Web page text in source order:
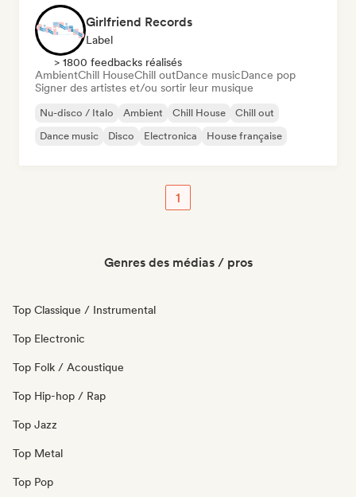
Girlfriend Records
Label
> 1800 feedbacks réalisés
AmbientChill HouseChill outDance musicDance pop
Signer des artistes et/ou sortir leur musique
Nu-disco / Italo Ambient Chill House
Chill out
Dance music
Disco Electronica House française
1
Genres des médias / pros
Top Classique / Instrumental
Top Electronic
Top Folk / Acoustique
Top Hip-hop / Rap
Top Jazz
Top Metal
Top Pop